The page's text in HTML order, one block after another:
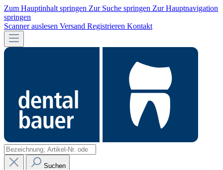
Zum Hauptinhalt springen Zur Suche springen Zur Hauptnavigation
springen
Scanner auslesen Versand Registrieren Kontakt
Suchen